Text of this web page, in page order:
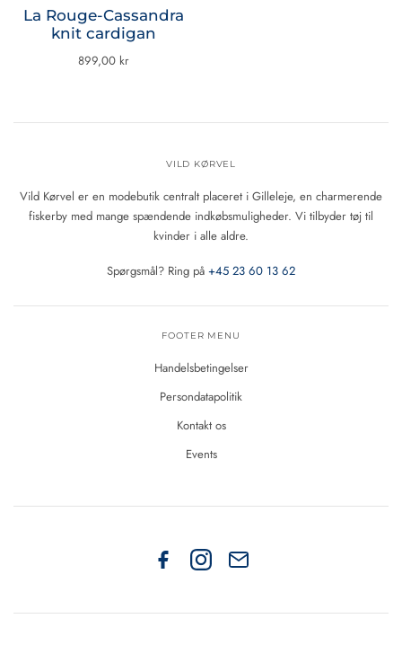
La Rouge-Cassandra
knit cardigan
899,00 kr
VILD KØRVEL
Vild Kørvel er en modebutik centralt placeret i Gilleleje, en charmerende
fiskerby med mange spændende indkøbsmuligheder. Vi tilbyder tøj til
kvinder i alle aldre.
Spørgsmål? Ring på +45 23 60 13 62
FOOTER MENU
Handelsbetingelser
Persondatapolitik
Kontakt os
Events